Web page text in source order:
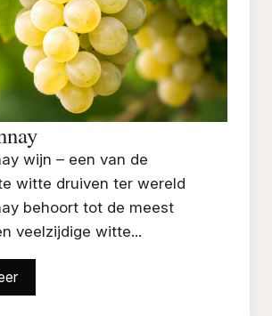
wijn – een van de
witte druiven ter wereld
behoort tot de meest
veelzijdige witte...